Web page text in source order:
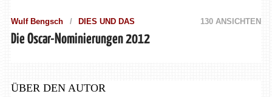
Wulf Bengsch DIES UND DAS 130 ANSICHTEN
Die Oscar-Nominierungen 2012
ÜBER DEN AUTOR